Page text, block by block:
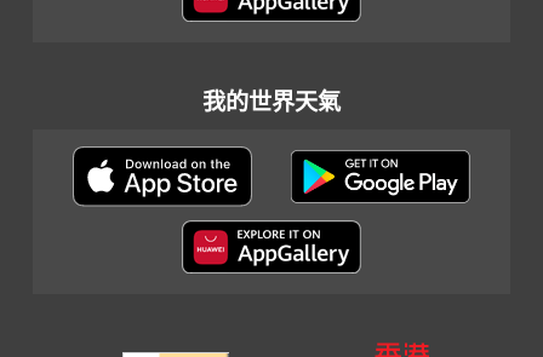
我的世界天氣